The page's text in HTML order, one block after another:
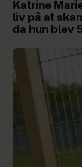
Katrine
liv på at
da hun blev